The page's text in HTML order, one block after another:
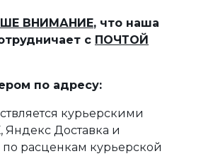
ВНИМАНИЕ, что наша
с ПОЧТОЙ
по адресу:
курьерскими
Доставка и
по расценкам курьерской